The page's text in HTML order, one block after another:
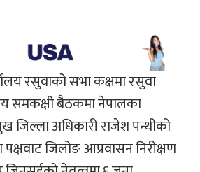
रसुवाको सभा कक्षमा रसुवा
समकक्षी बैठकमा नेपालका
जिल्ला अधिकारी राजेश पन्थीको
पक्षवाट जिलोङ आप्रवासन निरीक्षण